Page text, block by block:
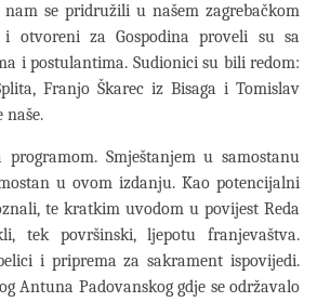
se pridružili u našem zagrebačkom
i otvoreni za Gospodina proveli su sa
i postulantima. Sudionici su bili redom:
Franjo Škarec iz Bisaga i Tomislav
naše.
Smještanjem u samostanu
u ovom izdanju. Kao potencijalni
te kratkim uvodom u povijest Reda
tek površinski, ljepotu franjevaštva.
i priprema za sakrament ispovijedi.
Antuna Padovanskog gdje se održavalo